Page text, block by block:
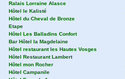
Ralais Lorraine Alasce
Hôtel le Kalisté
Hôtel du Cheval de Bronze
Etape
Hôtel Les Balladins Confort
Bar Hôtel la Magdelaine
Hôtel restaurant les Hautes Vosges
Hôtel Restaurant Lambert
Hôtel mon Rocher
Hôtel Campanile